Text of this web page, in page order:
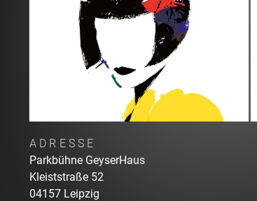
ADRESSE
Parkbühne GeyserHaus
Kleiststraße 52
04157 Leipzig